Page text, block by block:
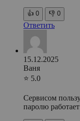
👍 0 👎 0
Ответить
15.12.2025
Ваня
⭐ 5.0
Сервисом
паролю